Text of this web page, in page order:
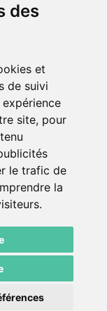
des
et
de suivi
site, pour
le trafic de
la